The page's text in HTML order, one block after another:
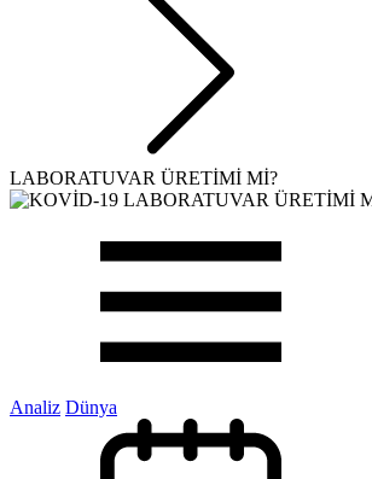
LABORATUVAR ÜRETİMİ Mİ?
Analiz Dünya